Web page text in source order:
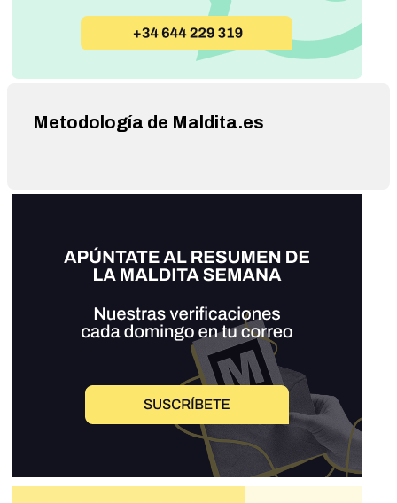
Metodología de Maldita.es